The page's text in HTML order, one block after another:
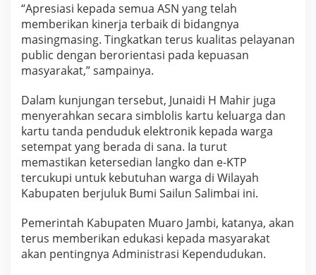
“Apresiasi kepada semua ASN yang telah
memberikan kinerja terbaik di bidangnya
masingmasing. Tingkatkan terus kualitas pelayanan
public dengan berorientasi pada kepuasan
masyarakat,” sampainya.
Dalam kunjungan tersebut, Junaidi H Mahir juga
menyerahkan secara simblolis kartu keluarga dan
kartu tanda penduduk elektronik kepada warga
setempat yang berada di sana. Ia turut
memastikan ketersedian langko dan e-KTP
tercukupi untuk kebutuhan warga di Wilayah
Kabupaten berjuluk Bumi Sailun Salimbai ini.
Pemerintah Kabupaten Muaro Jambi, katanya, akan
terus memberikan edukasi kepada masyarakat
akan pentingnya Administrasi Kependudukan.